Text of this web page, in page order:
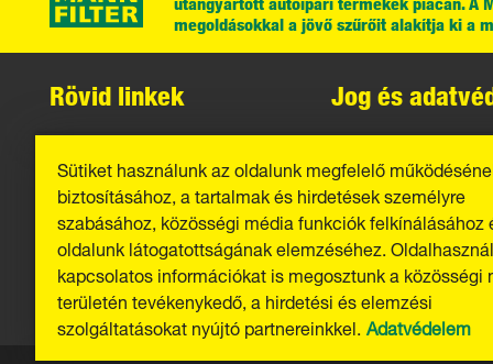
megoldásokkal a jövő szűrőit alakítja ki a
Rövid linkek
MANN-FILTER katalógus
Kapcsolat
Jog és
Adatvédelem
Jogi nyilatkozat
Impresszum
Sütiket használunk az oldalunk megfelelő
biztosításához, a tartalmak és hirdetések személyre
szabásához, közösségi média funkciók felkínálásához
oldalunk látogatottságának elemzéséhez.
kapcsolatos információkat is megosztunk a közösségi
területén tevékenykedő, a hirdetési és elemzési
szolgáltatásokat nyújtó partnereinkkel.Adatvédelem